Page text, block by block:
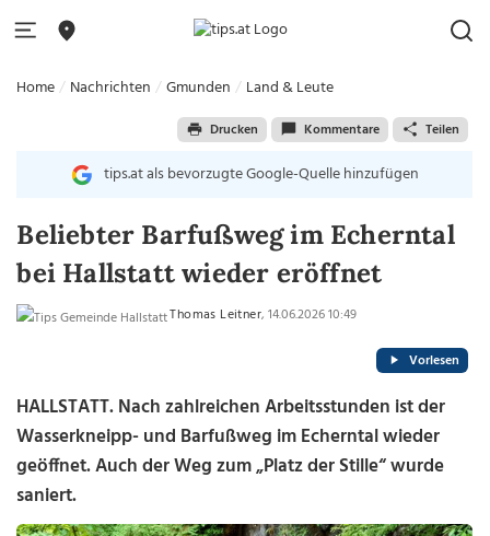
Home Nachrichten Gmunden Land & Leute
Drucken Kommentare Teilen
tips.at als bevorzugte Google-Quelle hinzufügen
Beliebter Barfußweg im Echerntal
bei Hallstatt wieder eröffnet
Thomas Leitner, 14.06.2026 10:49
Vorlesen
HALLSTATT. Nach zahlreichen Arbeitsstunden ist der
Wasserkneipp- und Barfußweg im Echerntal wieder
geöffnet. Auch der Weg zum „Platz der Stille“ wurde
saniert.